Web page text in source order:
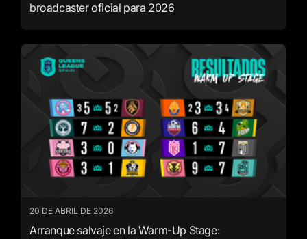
broadcaster oficial para 2026
20 DE ABRIL DE 2026
Arranque salvaje en la Warm-Up Stage: